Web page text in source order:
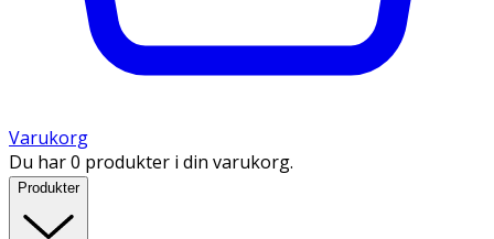
Varukorg
Du har 0 produkter i din varukorg.
Produkter